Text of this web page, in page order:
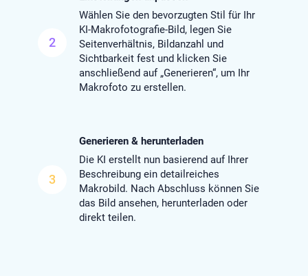
2
Wählen Sie den bevorzugten Stil für Ihr
KI-Makrofotografie-Bild, legen Sie
Seitenverhältnis, Bildanzahl und
Sichtbarkeit fest und klicken Sie
anschließend auf „Generieren“, um Ihr
Makrofoto zu erstellen.
3
Generieren & herunterladen
Die KI erstellt nun basierend auf Ihrer
Beschreibung ein detailreiches
Makrobild. Nach Abschluss können Sie
das Bild ansehen, herunterladen oder
direkt teilen.